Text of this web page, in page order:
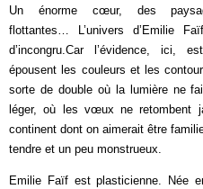
Un énorme cœur, des
flottantes… L’univers d’Emilie
d’incongru.Car l’évidence,
épousent les couleurs et les
sorte de double où la lumière ne
léger, où les vœux ne
continent dont on aimerait être
tendre et un peu monstrueux.
Emilie Faïf est plasticienne. Née